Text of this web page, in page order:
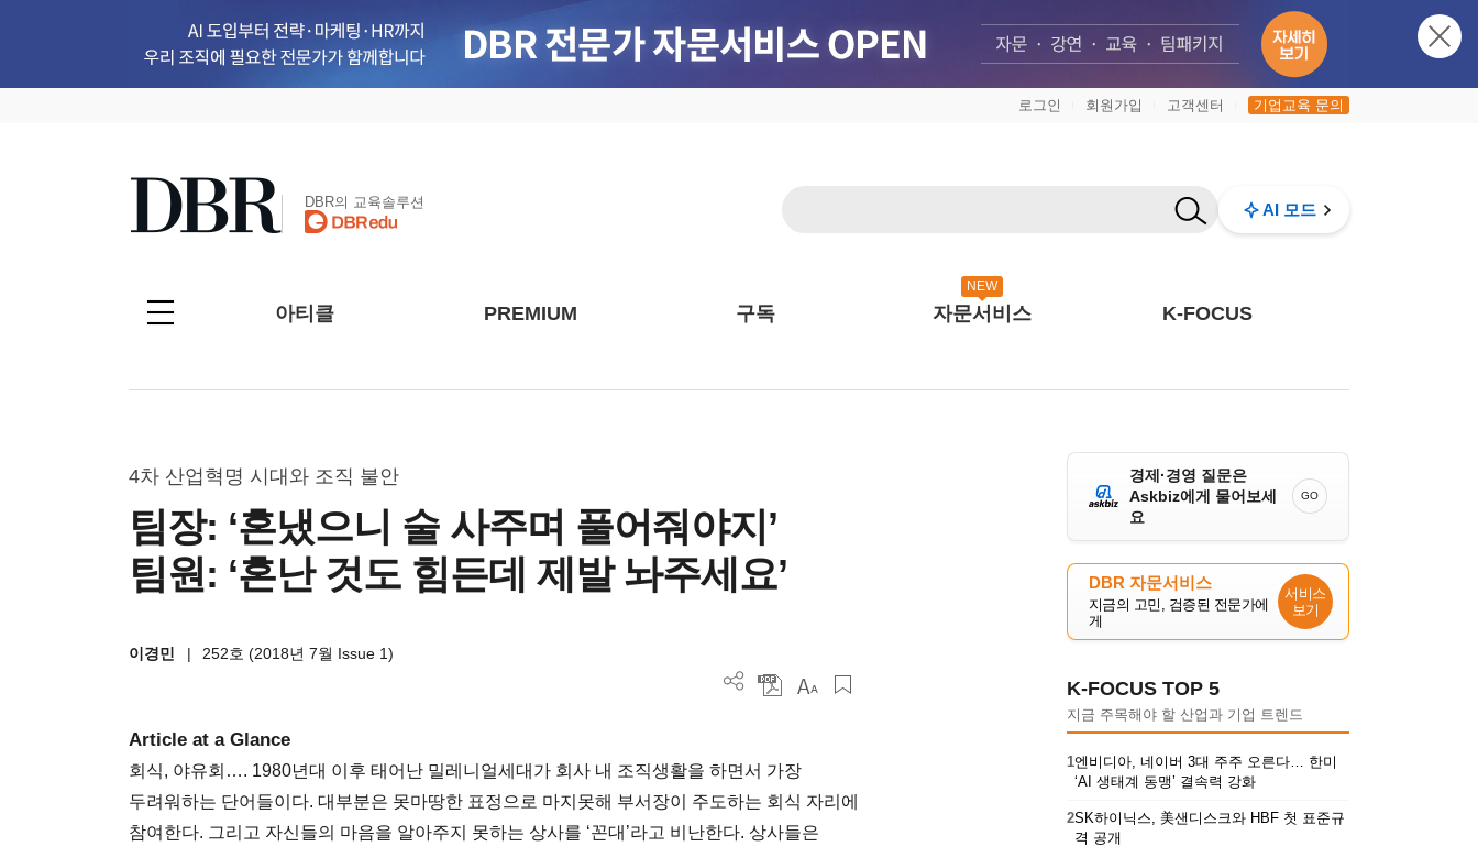
로그인 회원가입 고객센터 기업교육 문의
DBR의 교육솔루션 AI 모드
아티클 PREMIUM 구독
NEW
자문서비스 K-FOCUS
4차 산업혁명 시대와 조직 불안
팀장: ‘혼냈으니 술 사주며 풀어줘야지’
팀원: ‘혼난 것도 힘든데 제발 놔주세요’
이경민 | 252호 (2018년 7월 Issue 1)
Article at a Glance
회식, 야유회…. 1980년대 이후 태어난 밀레니얼세대가 회사 내 조직생활을 하면서 가장
두려워하는 단어들이다. 대부분은 못마땅한 표정으로 마지못해 부서장이 주도하는 회식 자리에
참여한다. 그리고 자신들의 마음을 알아주지 못하는 상사를 ‘꼰대’라고 비난한다. 상사들은
경제·경영 질문은
Askbiz에게 물어보세
요
GO
DBR 자문서비스
지금의 고민, 검증된 전문가에
게
서비스
보기
K-FOCUS TOP 5
지금 주목해야 할 산업과 기업 트렌드
1엔비디아, 네이버 3대 주주 오른다… 한미
‘AI 생태계 동맹’ 결속력 강화
2SK하이닉스, 美샌디스크와 HBF 첫 표준규
격 공개